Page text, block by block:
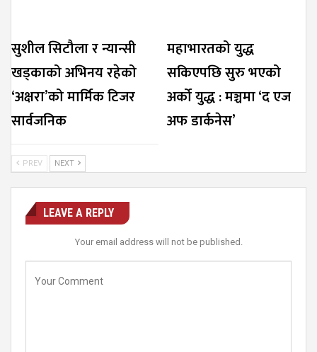
सुशील सिटौला र न्यान्सी
खड्काको अभिनय रहेको
‘अक्षरा’को मार्मिक टिजर
सार्वजनिक
महाभारतको युद्ध
सकिएपछि सुरु भएको
अर्को युद्ध : मञ्चमा ‘द एज
अफ डार्कनेस’
PREV NEXT
LEAVE A REPLY
Your email address will not be published.